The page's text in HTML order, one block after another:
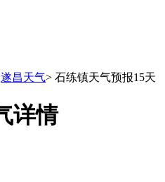
遂昌天气> 石练镇天气预报15天
详情